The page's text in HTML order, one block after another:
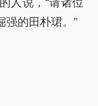
说，“请诸位
强的田朴珺。”